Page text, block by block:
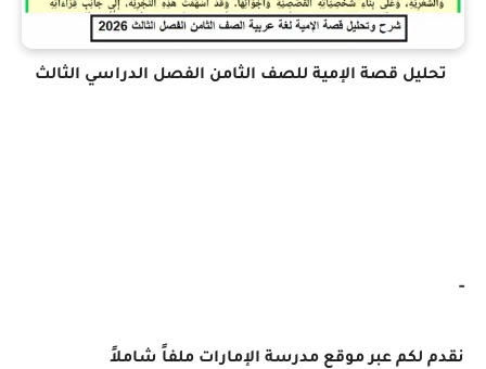
تحليل قصة الإمية للصف الثامن الفصل الدراسي الثالث
-
نقدم لكم عبر موقع مدرسة الإمارات ملفاً شاملاً